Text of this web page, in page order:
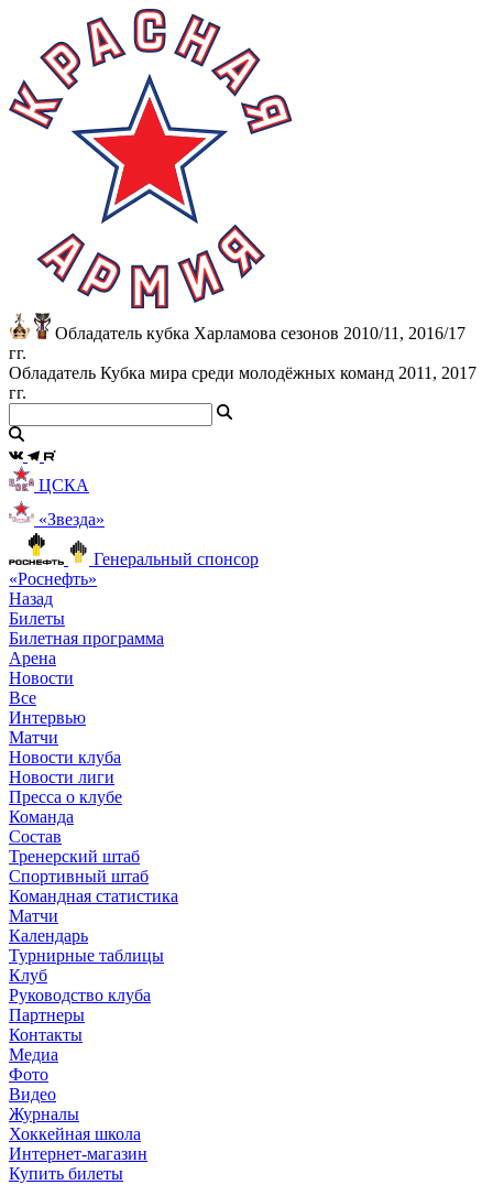
Обладатель кубка Харламова сезонов 2010/11, 2016/17
гг.
Обладатель Кубка мира среди молодёжных команд 2011, 2017
гг.
ЦСКА
«Звезда»
Генеральный спонсор
«Роснефть»
Назад
Билеты
Билетная программа
Арена
Новости
Все
Интервью
Матчи
Новости клуба
Новости лиги
Пресса о клубе
Команда
Состав
Тренерский штаб
Спортивный штаб
Командная статистика
Матчи
Календарь
Турнирные таблицы
Клуб
Руководство клуба
Партнеры
Контакты
Медиа
Фото
Видео
Журналы
Хоккейная школа
Интернет-магазин
Купить билеты